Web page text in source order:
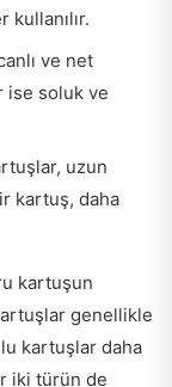
kullanılır.
ve net
ise soluk ve
uzun
kartuş, daha
kartuşun
genellikle
kartuşlar daha
iki türün de